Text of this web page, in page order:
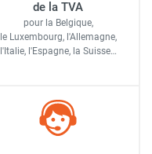
de la TVA
pour la Belgique,
le Luxembourg, l'Allemagne,
l'Italie, l'Espagne, la Suisse…